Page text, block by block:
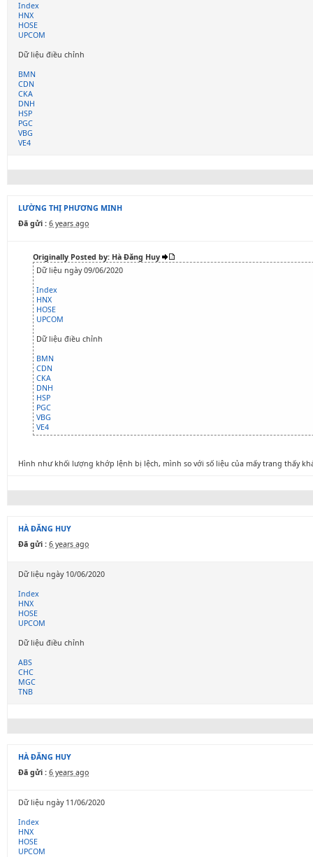
Index
HNX
HOSE
UPCOM
Dữ liệu điều chỉnh
BMN
CDN
CKA
DNH
HSP
PGC
VBG
VE4
LƯỜNG THỊ PHƯƠNG MINH
Đã gửi : 6 years ago
Originally Posted by: Hà Đăng Huy
Dữ liệu ngày 09/06/2020
Index
HNX
HOSE
UPCOM
Dữ liệu điều chỉnh
BMN
CDN
CKA
DNH
HSP
PGC
VBG
VE4
Hình như khối lượng khớp lệnh bị lệch, mình so với số liệu của mấy trang thấy
HÀ ĐĂNG HUY
Đã gửi : 6 years ago
Dữ liệu ngày 10/06/2020
Index
HNX
HOSE
UPCOM
Dữ liệu điều chỉnh
ABS
CHC
MGC
TNB
HÀ ĐĂNG HUY
Đã gửi : 6 years ago
Dữ liệu ngày 11/06/2020
Index
HNX
HOSE
UPCOM